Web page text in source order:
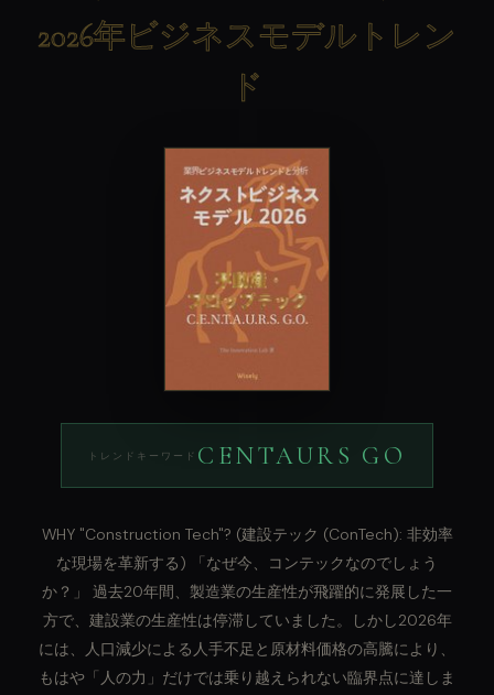
2026年ビジネスモデルトレン
ド
トレンドキーワード CENTAURS GO
WHY "Construction Tech"? (建設テック (ConTech): 非効率
な現場を革新する) 「なぜ今、コンテックなのでしょう
か？」 過去20年間、製造業の生産性が飛躍的に発展した一
方で、建設業の生産性は停滞していました。しかし2026年
には、人口減少による人手不足と原材料価格の高騰により、
もはや「人の力」だけでは乗り越えられない臨界点に達しま